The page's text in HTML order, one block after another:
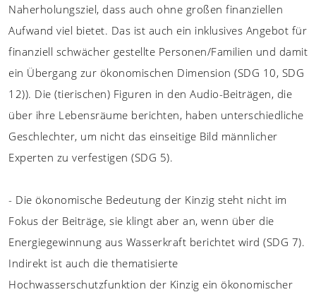
Naherholungsziel, dass auch ohne großen finanziellen
Aufwand viel bietet. Das ist auch ein inklusives Angebot für
finanziell schwächer gestellte Personen/Familien und damit
ein Übergang zur ökonomischen Dimension (SDG 10, SDG
12)). Die (tierischen) Figuren in den Audio-Beiträgen, die
über ihre Lebensräume berichten, haben unterschiedliche
Geschlechter, um nicht das einseitige Bild männlicher
Experten zu verfestigen (SDG 5).
- Die ökonomische Bedeutung der Kinzig steht nicht im
Fokus der Beiträge, sie klingt aber an, wenn über die
Energiegewinnung aus Wasserkraft berichtet wird (SDG 7).
Indirekt ist auch die thematisierte
Hochwasserschutzfunktion der Kinzig ein ökonomischer